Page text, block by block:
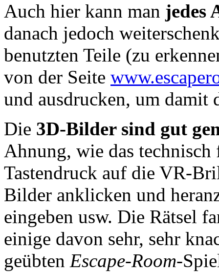
Auch hier kann man jedes
danach jedoch
benutzten Teile (zu
von der Seite
und ausdrucken, um damit
Die 3D-Bilder sind gut
Ahnung, wie das
Tastendruck auf die VR-
Bilder anklicken und
eingeben usw. Die Rätsel
einige davon sehr, sehr
geübten Escape-Room-